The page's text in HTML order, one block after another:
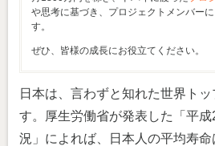
や思考に基づき、プロジェクトメンバー
す。
ぜひ、皆様の成長にお役立てください。
日本は、言わずと知れた世界ト
す。厚生労働省が発表した「平
況」によれば、日本人の平均寿